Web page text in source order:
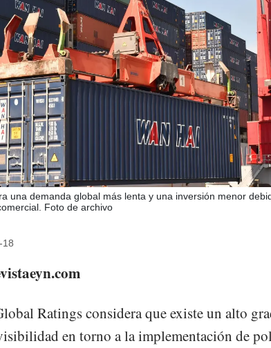
una demanda global más lenta y una inversión menor
Foto de archivo
18
Ratings considera que existe un alto
en torno a la implementación de